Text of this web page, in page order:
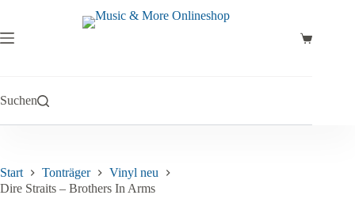
springen
Warenkorb
Suchen
Start Tonträger
Vinyl neu
Dire Straits – Brothers In Arms